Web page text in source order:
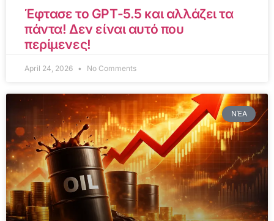
Έφτασε το GPT-5.5 και αλλάζει τα
πάντα! Δεν είναι αυτό που
περίμενες!
April 24, 2026 No Comments
ΝΈΑ